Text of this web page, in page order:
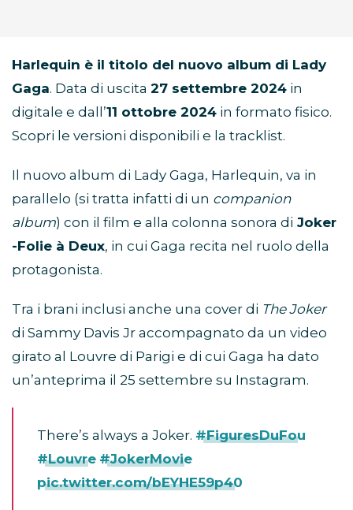
Harlequin è il titolo del nuovo album di Lady
Gaga. Data di uscita 27 settembre 2024 in
digitale e dall’11 ottobre 2024 in formato fisico.
Scopri le versioni disponibili e la tracklist.
Il nuovo album di Lady Gaga, Harlequin, va in
parallelo (si tratta infatti di un companion
album) con il film e alla colonna sonora di Joker
-Folie à Deux, in cui Gaga recita nel ruolo della
protagonista.
Tra i brani inclusi anche una cover di The Joker
di Sammy Davis Jr accompagnato da un video
girato al Louvre di Parigi e di cui Gaga ha dato
un’anteprima il 25 settembre su Instagram.
There’s always a Joker. #FiguresDuFou
#Louvre #JokerMovie
pic.twitter.com/bEYHE59p40